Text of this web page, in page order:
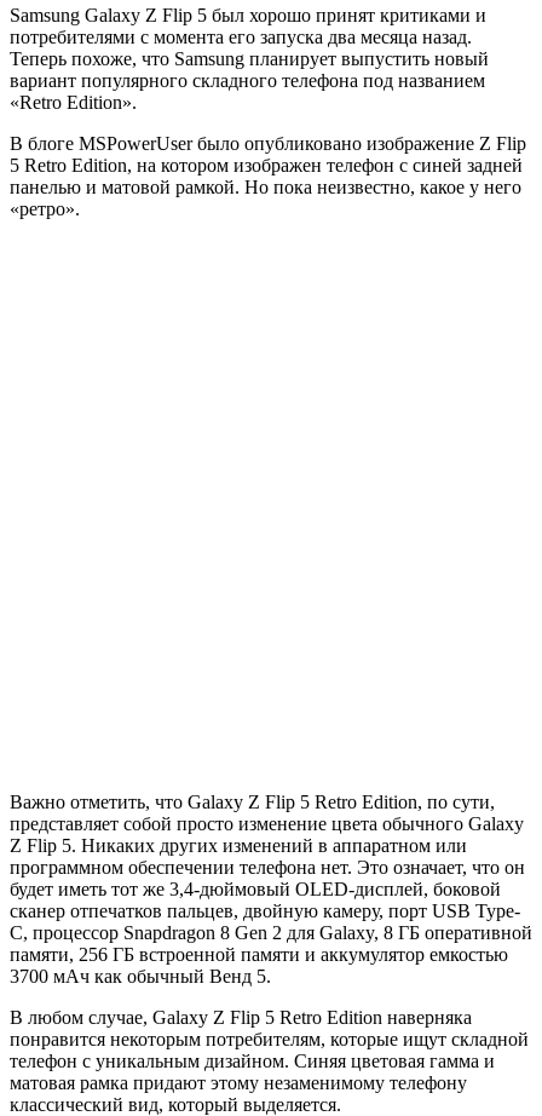
Samsung Galaxy Z Flip 5 был хорошо принят критиками и
потребителями с момента его запуска два месяца назад.
Теперь похоже, что Samsung планирует выпустить новый
вариант популярного складного телефона под названием
«Retro Edition».
В блоге MSPowerUser было опубликовано изображение Z Flip
5 Retro Edition, на котором изображен телефон с синей задней
панелью и матовой рамкой. Но пока неизвестно, какое у него
«ретро».
Важно отметить, что Galaxy Z Flip 5 Retro Edition, по сути,
представляет собой просто изменение цвета обычного Galaxy
Z Flip 5. Никаких других изменений в аппаратном или
программном обеспечении телефона нет. Это означает, что он
будет иметь тот же 3,4-дюймовый OLED-дисплей, боковой
сканер отпечатков пальцев, двойную камеру, порт USB Type-
C, процессор Snapdragon 8 Gen 2 для Galaxy, 8 ГБ оперативной
памяти, 256 ГБ встроенной памяти и аккумулятор емкостью
3700 мАч как обычный Венд 5.
В любом случае, Galaxy Z Flip 5 Retro Edition наверняка
понравится некоторым потребителям, которые ищут складной
телефон с уникальным дизайном. Синяя цветовая гамма и
матовая рамка придают этому незаменимому телефону
классический вид, который выделяется.